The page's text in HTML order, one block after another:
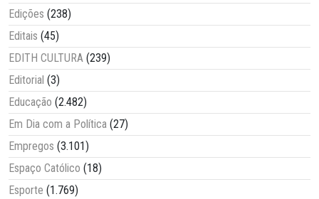
Edições (238)
Editais (45)
EDITH CULTURA (239)
Editorial (3)
Educação (2.482)
Em Dia com a Política (27)
Empregos (3.101)
Espaço Católico (18)
Esporte (1.769)